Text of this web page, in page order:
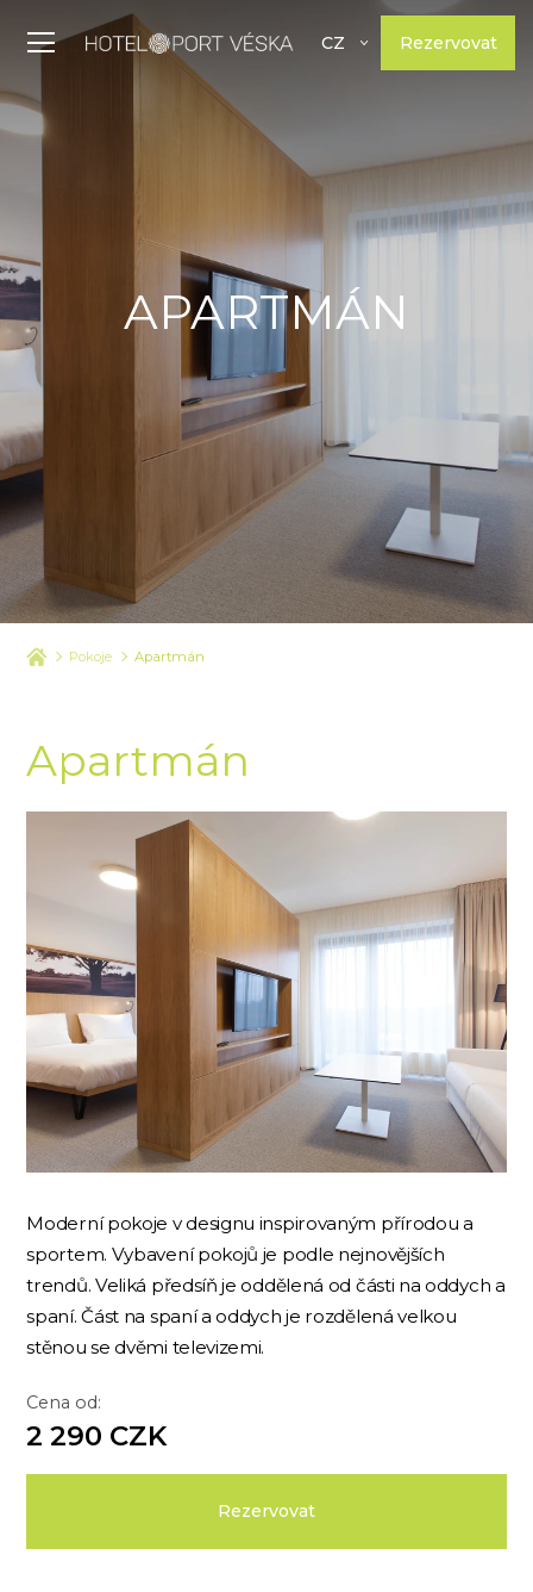
CZ Rezervovat
APARTMÁN
Pokoje Apartmán
Apartmán
Moderní pokoje v designu inspirovaným přírodou a
sportem. Vybavení pokojů je podle nejnovějších
trendů. Veliká předsíň je oddělená od části na oddych a
spaní. Část na spaní a oddych je rozdělená velkou
stěnou se dvěmi televizemi.
Cena od:
2 290 CZK
Rezervovat